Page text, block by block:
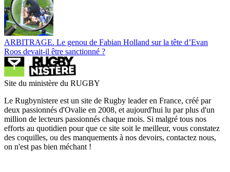
ARBITRAGE. Le genou de Fabian Holland sur la tête d’Evan
Roos devait-il être sanctionné ?
Site du ministère du RUGBY
Le Rugbynistere est un site de Rugby leader en France, créé par
deux passionnés d'Ovalie en 2008, et aujourd'hui lu par plus d'un
million de lecteurs passionnés chaque mois. Si malgré tous nos
efforts au quotidien pour que ce site soit le meilleur, vous constatez
des coquilles, ou des manquements à nos devoirs, contactez nous,
on n'est pas bien méchant !